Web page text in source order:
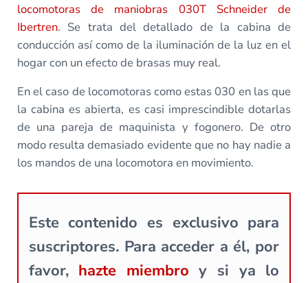
locomotoras de maniobras 030T Schneider de
Ibertren. Se trata del detallado de la cabina de
conducción así como de la iluminación de la luz en el
hogar con un efecto de brasas muy real.
En el caso de locomotoras como estas 030 en las que
la cabina es abierta, es casi imprescindible dotarlas
de una pareja de maquinista y fogonero. De otro
modo resulta demasiado evidente que no hay nadie a
los mandos de una locomotora en movimiento.
Este contenido es exclusivo para
suscriptores. Para acceder a él, por
favor, hazte miembro y si ya lo